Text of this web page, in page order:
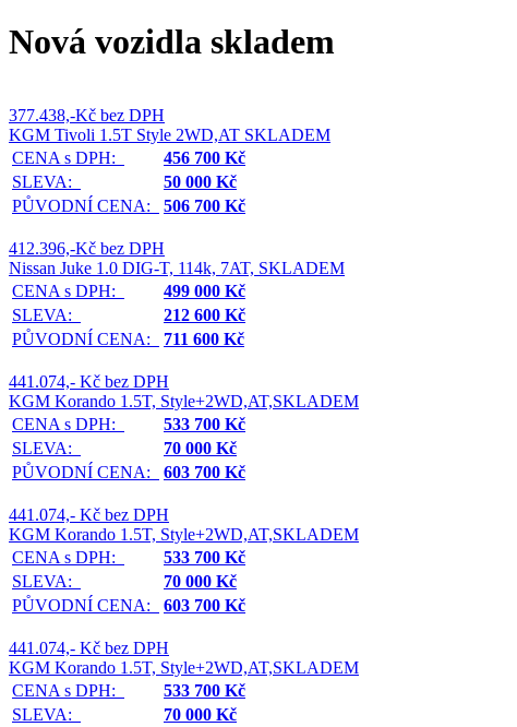
Nová vozidla skladem
377.438,-Kč bez DPH
KGM Tivoli 1.5T Style 2WD,AT SKLADEM
CENA s DPH:
456 700 Kč
SLEVA:
50 000 Kč
PŮVODNÍ CENA:
506 700 Kč
412.396,-Kč bez DPH
Nissan Juke 1.0 DIG-T, 114k, 7AT, SKLADEM
CENA s DPH:
499 000 Kč
SLEVA:
212 600 Kč
PŮVODNÍ CENA:
711 600 Kč
441.074,- Kč bez DPH
KGM Korando 1.5T, Style+2WD,AT,SKLADEM
CENA s DPH:
533 700 Kč
SLEVA:
70 000 Kč
PŮVODNÍ CENA:
603 700 Kč
441.074,- Kč bez DPH
KGM Korando 1.5T, Style+2WD,AT,SKLADEM
CENA s DPH:
533 700 Kč
SLEVA:
70 000 Kč
PŮVODNÍ CENA:
603 700 Kč
441.074,- Kč bez DPH
KGM Korando 1.5T, Style+2WD,AT,SKLADEM
CENA s DPH:
533 700 Kč
SLEVA:
70 000 Kč